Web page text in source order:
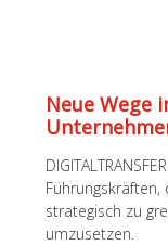
Neue Wege
strategisch zu
umzusetzen.